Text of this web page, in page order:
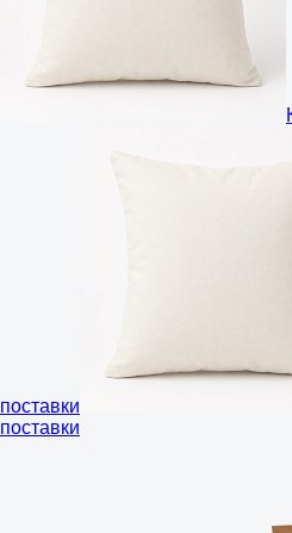
поставки
поставки